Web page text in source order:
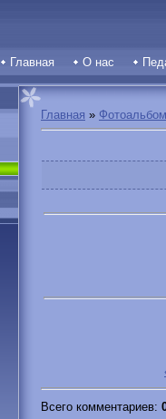
Главная О нас
Главная » Фотоальбом
Всего комментариев: